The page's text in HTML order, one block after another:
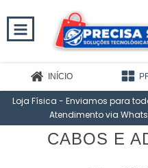
INÍCIO
Loja Física - Enviamos para
Atendimento via
CABOS E